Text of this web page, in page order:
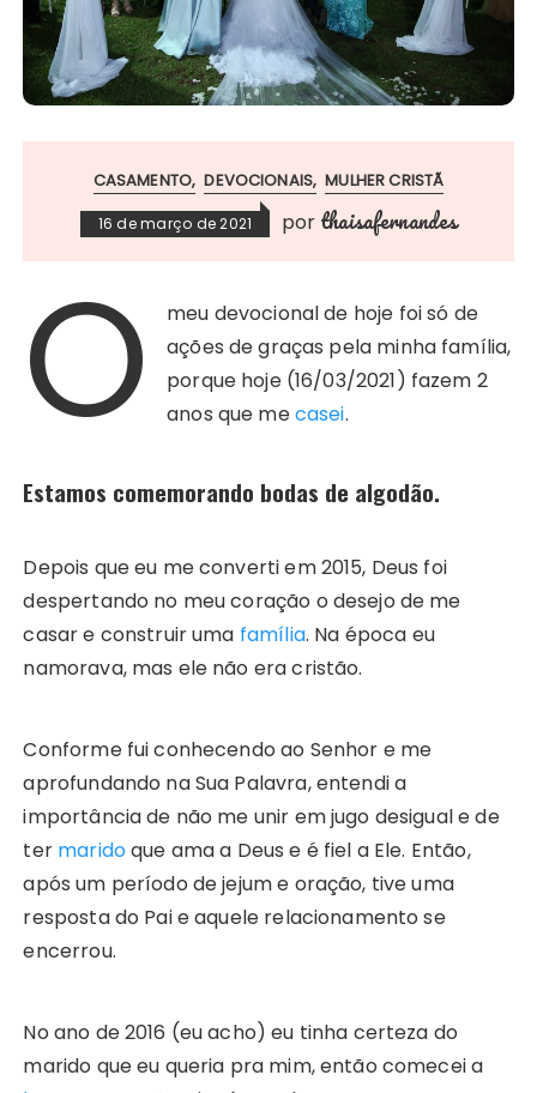
CASAMENTO DEVOCIONAIS MULHER CRISTÃ
16 de março de 2021 por thaisafernandes
O
meu devocional de hoje foi só de
ações de graças pela minha família,
porque hoje (16/03/2021) fazem 2
anos que mecasei.
Estamos comemorando bodas de algodão.
Depois que eu me converti em 2015, Deus foi
despertando no meu coração o desejo de me
casar e construir uma família. Na época eu
namorava, mas ele não era cristão.
Conforme fui conhecendo ao Senhor e me
aprofundando na Sua Palavra, entendi a
importância de não me unir em jugo desigual e de
ter maridoque ama a Deus e é fiel a Ele. Então,
após um período de jejum e oração, tive uma
resposta do Pai e aquele relacionamento se
encerrou.
No ano de 2016 (eu acho) eu tinha certeza do
marido que eu queria pra mim, então comecei a